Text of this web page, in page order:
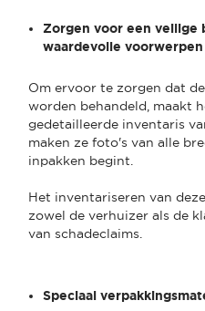
Zorgen voor een veilige
waardevolle
Om ervoor te zorgen dat
worden behandeld, maakt
gedetailleerde inventaris
maken ze foto's van alle
inpakken begint.
Het inventariseren van
zowel de verhuizer als de
van schadeclaims.
Speciaal